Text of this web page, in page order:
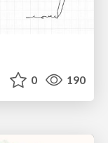
0 190